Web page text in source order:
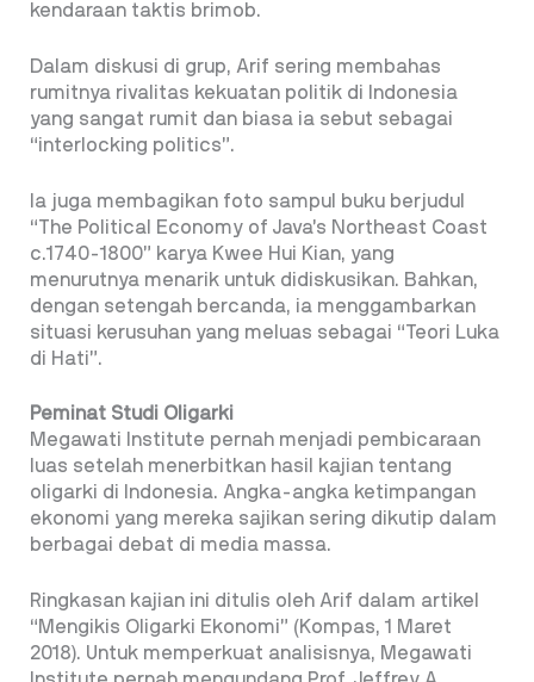
kendaraan taktis brimob.
Dalam diskusi di grup, Arif sering membahas
rumitnya rivalitas kekuatan politik di Indonesia
yang sangat rumit dan biasa ia sebut sebagai
“interlocking politics”.
Ia juga membagikan foto sampul buku berjudul
“The Political Economy of Java’s Northeast Coast
c.1740-1800” karya Kwee Hui Kian, yang
menurutnya menarik untuk didiskusikan. Bahkan,
dengan setengah bercanda, ia menggambarkan
situasi kerusuhan yang meluas sebagai “Teori Luka
di Hati”.
Peminat Studi Oligarki
Megawati Institute pernah menjadi pembicaraan
luas setelah menerbitkan hasil kajian tentang
oligarki di Indonesia. Angka-angka ketimpangan
ekonomi yang mereka sajikan sering dikutip dalam
berbagai debat di media massa.
Ringkasan kajian ini ditulis oleh Arif dalam artikel
“Mengikis Oligarki Ekonomi” (Kompas, 1 Maret
2018). Untuk memperkuat analisisnya, Megawati